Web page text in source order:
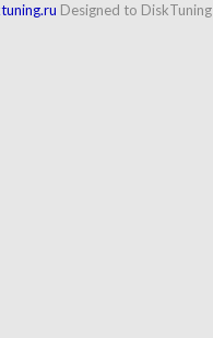
Designed to DiskTuning